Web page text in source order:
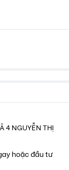
4 NGUYỄN THỊ
hoặc đầu tư